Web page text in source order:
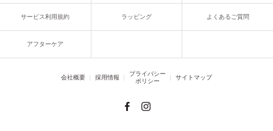
サービス利用規約 ラッピング よくあるご質問
アフターケア
会社概要 採用情報
プライバシー
ポリシー
サイトマップ